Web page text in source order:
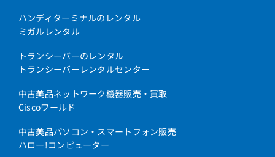
ハンディターミナルのレンタル
ミガルレンタル
トランシーバーのレンタル
トランシーバーレンタルセンター
中古美品ネットワーク機器販売・買取
Ciscoワールド
中古美品パソコン・スマートフォン販売
ハロー!コンピューター